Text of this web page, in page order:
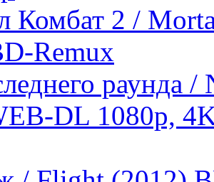
Комбат 2 /
Remux
раунда
DL 1080p,